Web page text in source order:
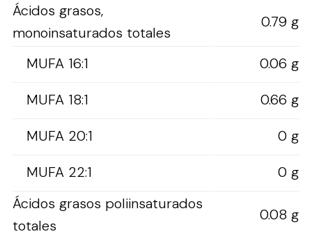
Ácidos grasos,
monoinsaturados totales
0.79 g
MUFA 16:1
0.06 g
MUFA 18:1
0.66 g
MUFA 20:1
0 g
MUFA 22:1
0 g
Ácidos grasos poliinsaturados
totales
0.08 g